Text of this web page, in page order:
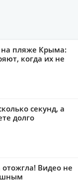
пляже Крыма:
когда их не
секунд, а
долго
Видео не